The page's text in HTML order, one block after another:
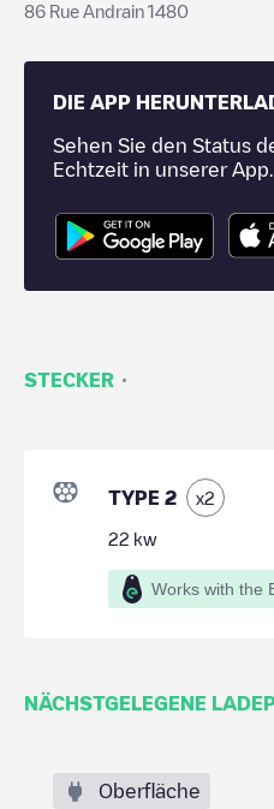
86 Rue Andrain 1480
DIE APP
Sehen Sie den Status
Echtzeit in unserer App.
STECKER ·
TYPE 2 x2
22 kw
Works with the
NÄCHSTGELEGENE
Oberfläche